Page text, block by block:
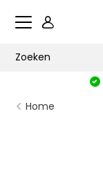
Home